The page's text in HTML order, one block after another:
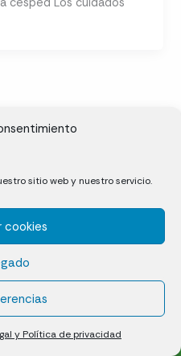
sitio web y nuestro servicio.
y Política de privacidad
césped Los cuidados
en tepes
(UE)
de privacidad
somos?